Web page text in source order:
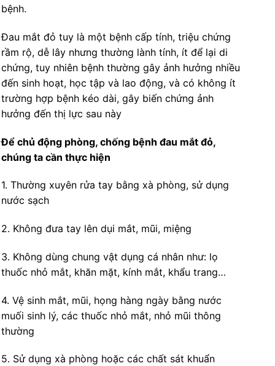
bệnh.
Đau mắt đỏ tuy là một bệnh cấp tính, triệu chứng
rầm rộ, dễ lây nhưng thường lành tính, ít để lại di
chứng, tuy nhiên bệnh thường gây ảnh hưởng nhiều
đến sinh hoạt, học tập và lao động, và có không ít
trường hợp bệnh kéo dài, gây biến chứng ảnh
hưởng đến thị lực sau này
Để chủ động phòng, chống bệnh đau mắt đỏ,
chúng ta cần thực hiện
1. Thường xuyên rửa tay bằng xà phòng, sử dụng
nước sạch
2. Không đưa tay lên dụi mắt, mũi, miệng
3. Không dùng chung vật dụng cá nhân như: lọ
thuốc nhỏ mắt, khăn mặt, kính mắt, khẩu trang…
4. Vệ sinh mắt, mũi, họng hàng ngày bằng nước
muối sinh lý, các thuốc nhỏ mắt, nhỏ mũi thông
thường
5. Sử dụng xà phòng hoặc các chất sát khuẩn